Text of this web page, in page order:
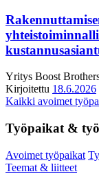
Yritys Boost
Kirjoitettu 18.6.2026
Kaikki avoimet
Työpaikat &
Avoimet työpaikat
Teemat & liitteet